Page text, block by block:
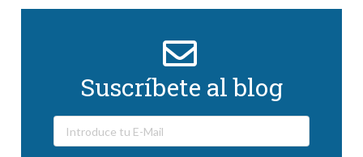
Suscríbete al blog